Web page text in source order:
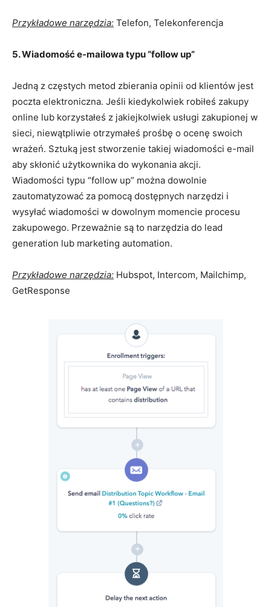
Przykładowe narzędzia: Telefon, Telekonferencja
5. Wiadomość e-mailowa typu “follow up”
Jedną z częstych metod zbierania opinii od klientów jest
poczta elektroniczna. Jeśli kiedykolwiek robiłeś zakupy
online lub korzystałeś z jakiejkolwiek usługi zakupionej w
sieci, niewątpliwie otrzymałeś prośbę o ocenę swoich
wrażeń. Sztuką jest stworzenie takiej wiadomości e-mail
aby skłonić użytkownika do wykonania akcji.
Wiadomości typu “follow up” można dowolnie
zautomatyzować za pomocą dostępnych narzędzi i
wysyłać wiadomości w dowolnym momencie procesu
zakupowego. Przeważnie są to narzędzia do lead
generation lub marketing automation.
Przykładowe narzędzia: Hubspot, Intercom, Mailchimp,
GetResponse